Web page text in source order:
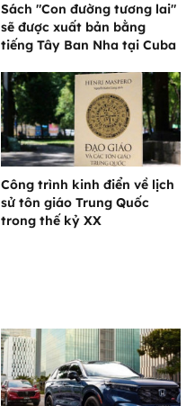
Sách "Con đường tương lai"
sẽ được xuất bản bằng
tiếng Tây Ban Nha tại Cuba
Công trình kinh điển về lịch
sử tôn giáo Trung Quốc
trong thế kỷ XX